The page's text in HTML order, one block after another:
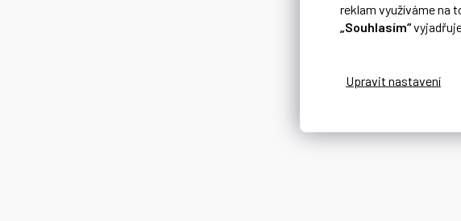
reklam využíváme na
„Souhlasím“